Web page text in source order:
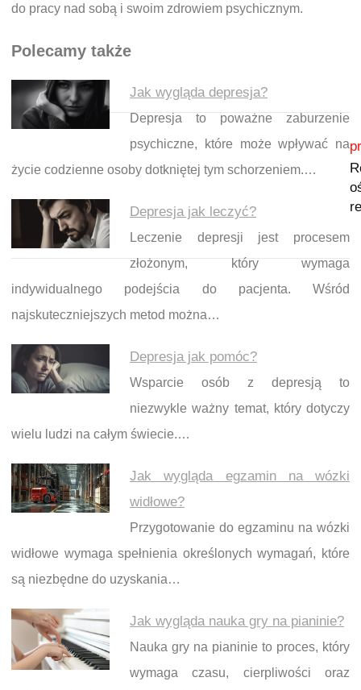
do pracy nad sobą i swoim zdrowiem psychicznym.
Polecamy także
Jak wygląda depresja?
Depresja to poważne zaburzenie
psychiczne, które może wpływać na
życie codzienne osoby dotkniętej tym schorzeniem.…
Depresja jak leczyć?
Leczenie depresji jest procesem
złożonym, który wymaga
indywidualnego podejścia do pacjenta. Wśród
najskuteczniejszych metod można…
Depresja jak pomóc?
Wsparcie osób z depresją to
niezwykle ważny temat, który dotyczy
wielu ludzi na całym świecie.…
Jak wygląda egzamin na wózki
widłowe?
Przygotowanie do egzaminu na wózki
widłowe wymaga spełnienia określonych wymagań, które
są niezbędne do uzyskania…
Jak wygląda nauka gry na pianinie?
Nauka gry na pianinie to proces, który
wymaga czasu, cierpliwości oraz
Nawigacja wpisu